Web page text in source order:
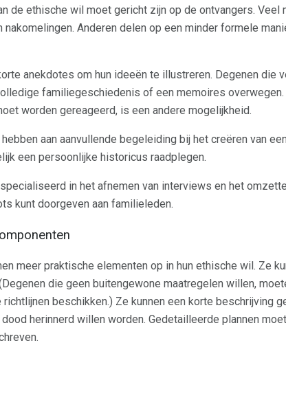
de ethische wil moet gericht zijn op de ontvangers.
nakomelingen. Anderen delen op een minder formele
anekdotes om hun ideeën te illustreren. Degenen die
familiegeschiedenis of een memoires overwegen.
worden gereageerd, is een andere mogelijkheid.
aan aanvullende begeleiding bij het creëren van
een persoonlijke historicus raadplegen.
in het afnemen van interviews en het
kunt doorgeven aan familieleden.
meer praktische elementen op in hun ethische wil. Ze
die geen buitengewone maatregelen willen,
beschikken.) Ze kunnen een korte beschrijving
herinnerd willen worden. Gedetailleerde plannen